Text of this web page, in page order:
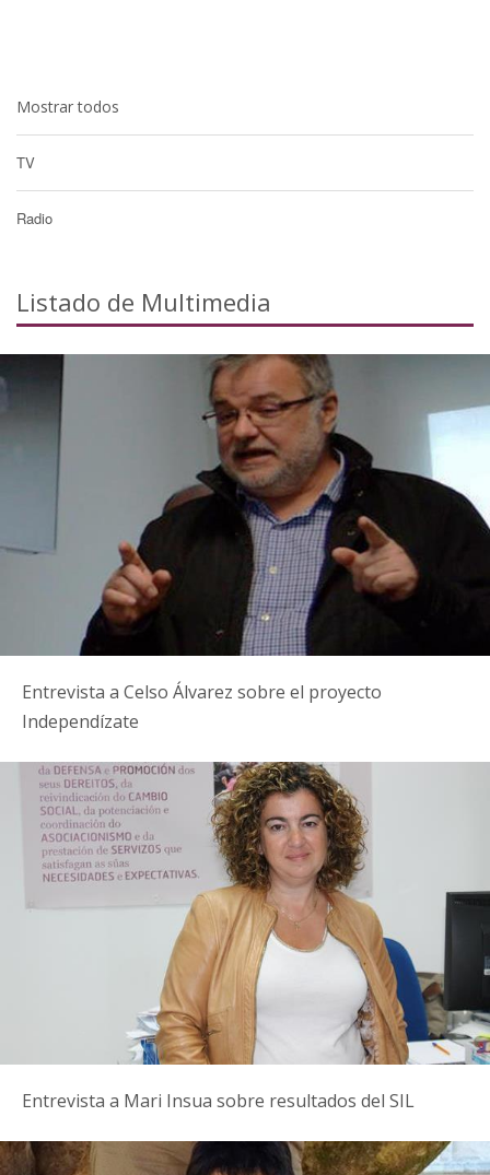
Mostrar todos
TV
Radio
Listado de Multimedia
Entrevista a Celso Álvarez sobre el proyecto
Independízate
Entrevista a Mari Insua sobre resultados del SIL